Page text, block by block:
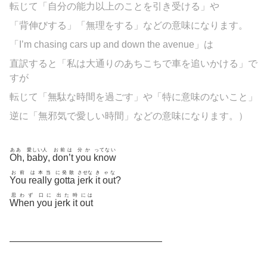
転じて「自分の能力以上のことを引き受ける」や
「背伸びする」「無理をする」などの意味になります。
「I’m chasing cars up and down the avenue」は
直訳すると「私は大通りのあちこちで車を追いかける」で
すが
転じて「無駄な時間を過ごす」や「特に意味のないこと」
逆に「無邪気で愛しい時間」などの意味になります。）
Oh
ああ
, baby
愛しい人
, don’t
お前は
you
分か
know
ってない
You
お前
really
は本当
gotta
に発散
jerk
させな
it
き
out
ゃな
?
When
思わず
you
口に
jerk
出た
it
時
out
には
————————————————